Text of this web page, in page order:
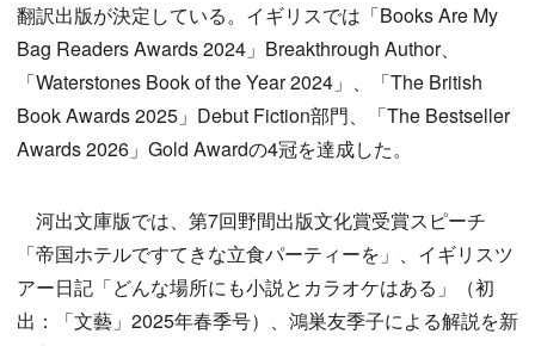
翻訳出版が決定している。イギリスでは「Books Are My
Bag Readers Awards 2024」Breakthrough Author、
「Waterstones Book of the Year 2024」、「The British
Book Awards 2025」Debut Fiction部門、「The Bestseller
Awards 2026」Gold Awardの4冠を達成した。
河出文庫版では、第7回野間出版文化賞受賞スピーチ
「帝国ホテルですてきな立食パーティーを」、イギリスツ
アー日記「どんな場所にも小説とカラオケはある」（初
出：「文藝」2025年春季号）、鴻巣友季子による解説を新